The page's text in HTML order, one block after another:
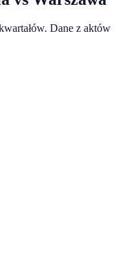
Dane z aktów